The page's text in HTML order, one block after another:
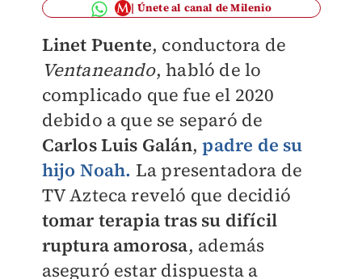
Únete al canal de Milenio
Linet Puente, conductora de
Ventaneando, habló de lo
complicado que fue el 2020
debido a que se separó de
Carlos Luis Galán,padre de su
hijo Noah. La presentadora de
TV Azteca reveló que decidió
tomar terapia tras su difícil
ruptura amorosa, además
aseguró estar dispuesta a